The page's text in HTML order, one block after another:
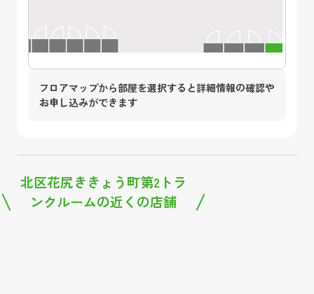
フロアマップから部屋を選択すると詳細情報の確認や
お申し込みができます
北区花尻ききょう町第2トラ
ンクルームの近くの店舗